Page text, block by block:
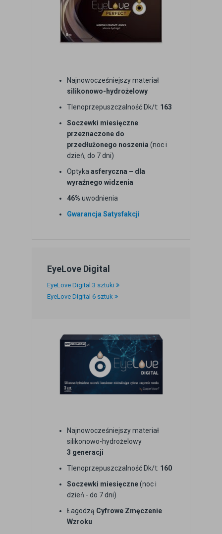
Najnowocześniejszy materiał
silikonowo-hydrożelowy
Tlenoprzepuszczalność Dk/t: 163
Soczewki miesięczne
przeznaczone do
przedłużonego noszenia (noc i
dzień, do 7 dni)
Optyka asferyczna – dla
wyraźnego widzenia
46% uwodnienia
Gwarancja Satysfakcji
EyeLove Digital
EyeLove Digital 3 sztuki
EyeLove Digital 6 sztuk
Najnowocześniejszy materiał
silikonowo-hydrożelowy
3 generacji
Tlenoprzepuszczalność Dk/t: 160
Soczewki miesięczne(noc i
dzień - do 7 dni)
Łagodzą Cyfrowe Zmęczenie
Wzroku